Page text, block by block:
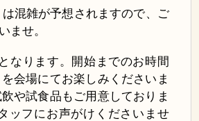
混雑が予想されますので、ご
ませ。
なります。開始までのお時間
会場にてお楽しみくださいま
や試食品もご用意しておりま
ッフにお声がけくださいませ